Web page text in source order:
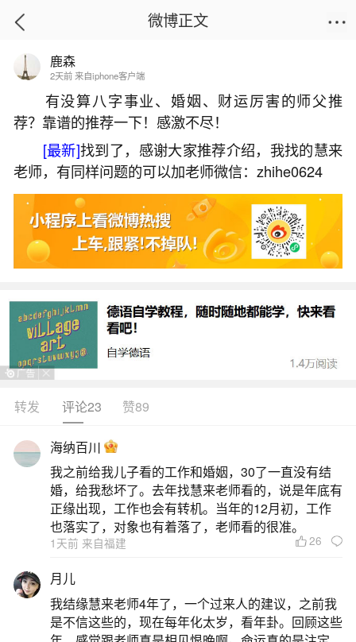
首页
属羊人2026年运程如何？
2026-07-05 21:14:01 13 1 赞
生活中像属羊人2026年运程如何？都是很常见
的问题，但是小问题不注意可能会引起大麻烦，下
面就这个问题给大家做一些解读：
一、属羊人2026年全年运势如何
属羊人2026年整体运势非常利好，是难得的“午
未六合”太岁相合之年。流年火土相生，贵人运极
旺，事业与名声同步放大。上半年得“太阳”吉星照
免情绪急躁。生活中多遇贵人，计划推动格外顺
手，但也要警惕旧人旧事干扰判断。事业上如虎添
翼，易获领导赏识与重要项目机会，销售、外贸、
能源、创意类行
二、属羊人2026年运势如何
属羊人2026年整体运势平稳中见转机，事业与
微博正文
鹿森
2天前 来自iphone客户端
有没算八字事业、婚姻、财运厉害的师父推
荐？靠谱的推荐一下！感激不尽！
[最新]找到了，感谢大家推荐介绍，我找的慧来
老师，有同样问题的可以加老师微信：zhihe0624
转发 评论23 赞89
海纳百川
我之前给我儿子看的工作和婚姻，30了一直没有结
婚，给我愁坏了。去年找慧来老师看的，说是年底有
正缘出现，工作也会有转机。当年的12月初，工作
也落实了，对象也有着落了，老师看的很准。
1天前 来自福建 26
月儿
我结缘慧来老师4年了，一个过来人的建议，之前我
是不信这些的，现在每年化太岁，看年卦。回顾这些